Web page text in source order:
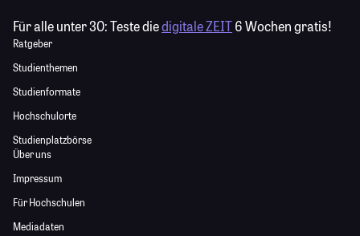
Für alle unter 30:Teste diedigitale ZEIT6 Wochen gratis!
Ratgeber
Studienthemen
Studienformate
Hochschulorte
Studienplatzbörse
Über uns
Impressum
Für Hochschulen
Mediadaten